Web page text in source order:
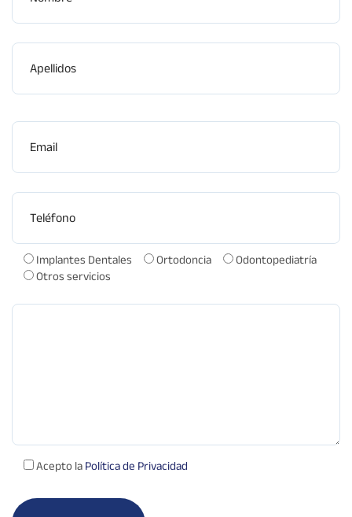
Apellidos
Teléfono
Implantes Dentales Ortodoncia Odontopediatría
Otros servicios
Acepto laPolítica de Privacidad